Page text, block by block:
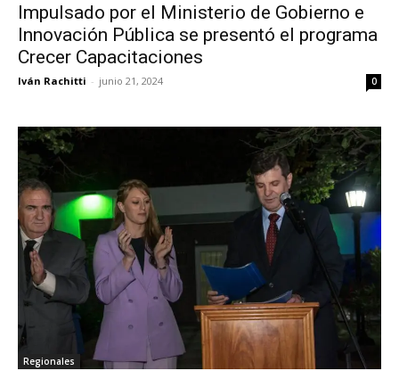
Impulsado por el Ministerio de Gobierno e
Innovación Pública se presentó el programa
Crecer Capacitaciones
Iván Rachitti - junio 21, 2024 0
Regionales